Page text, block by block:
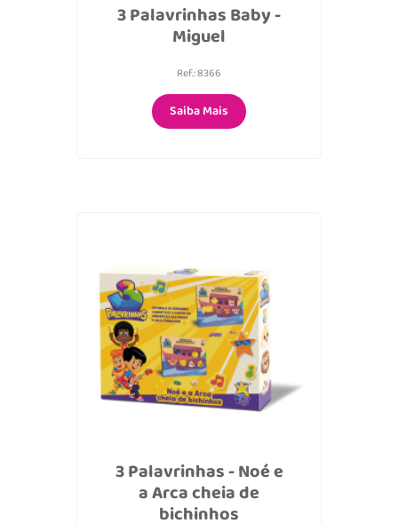
3 Palavrinhas Baby -
Miguel
Ref.: 8366
Saiba Mais
3 Palavrinhas - Noé e
a Arca cheia de
bichinhos